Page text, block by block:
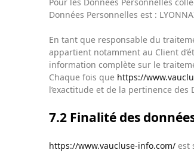
Données Personnelles est :
En tant que responsable du
appartient notamment au Client
information complète sur le
Chaque fois que https://
l’exactitude et de la pertinence
7.2 Finalité des
https://www.vaucluse-info.com/ est